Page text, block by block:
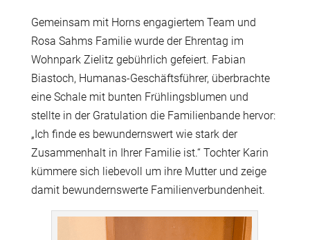
Gemeinsam mit Horns engagiertem Team und
Rosa Sahms Familie wurde der Ehrentag im
Wohnpark Zielitz gebührlich gefeiert. Fabian
Biastoch, Humanas-Geschäftsführer, überbrachte
eine Schale mit bunten Frühlingsblumen und
stellte in der Gratulation die Familienbande hervor:
„Ich finde es bewundernswert wie stark der
Zusammenhalt in Ihrer Familie ist.“ Tochter Karin
kümmere sich liebevoll um ihre Mutter und zeige
damit bewundernswerte Familienverbundenheit.